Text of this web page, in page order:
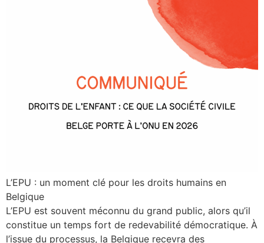
L’EPU : un moment clé pour les droits humains en
Belgique
L’EPU est souvent méconnu du grand public, alors qu’il
constitue un temps fort de redevabilité démocratique. À
l’issue du processus, la Belgique recevra des